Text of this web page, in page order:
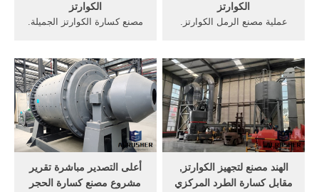
الكوارتز
مصنع كسارة الكوارتز الجميلة.
الكوارتز, خام دردشة مجانية
المصانع gld الجميلة الترا
الجميلة الذهب الكوارتز الكرة
مطحنة ما هو ومن ناحية تشغيل
الكسارات موبايل كسارة.
الكوارتز
عملية مصنع الرمل الكوارتز.
الكوارتز مصنع حجر محطم
أخب . »الكوارتز الكرة مطحنة
مصنعين حيدر . . سعر خام
الكوارتز arabcrushers . عملية
مطحنة الكوارتز كسارة . آلية.
أعلى التصدير مباشرة تقرير
مشروع مصنع كسارة الحجر
الهند مصنع لتجهيز الكوارتز,
مقابل كسارة الطرد المركزي